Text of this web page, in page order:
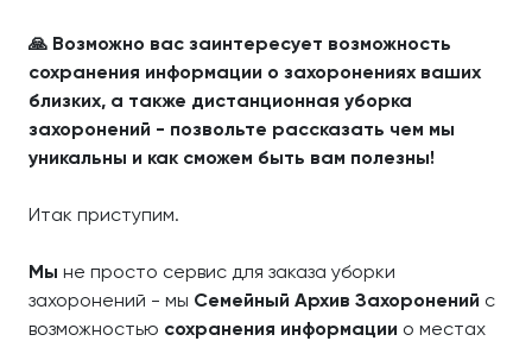
🙏 Возможно вас заинтересует возможность
сохранения информации о захоронениях ваших
близких, а также дистанционная уборка
захоронений - позвольте рассказать чем мы
уникальны и как сможем быть вам полезны!
Итак приступим.
Мы не просто сервис для заказа уборки
захоронений - мы Семейный Архив Захоронений с
возможностью сохранения информации о местах